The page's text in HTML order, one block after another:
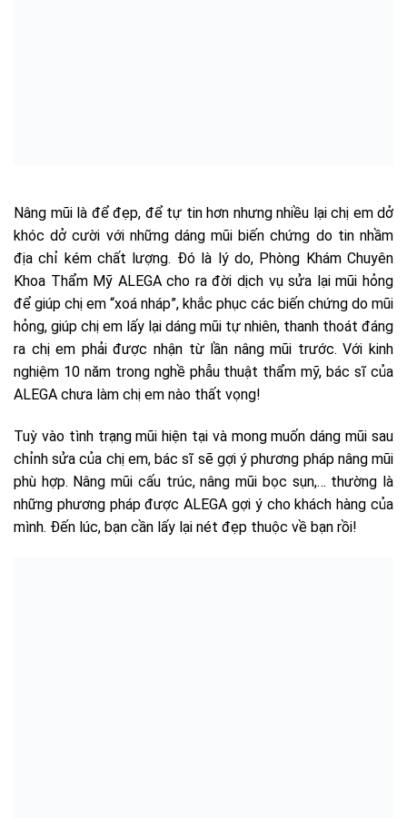
Nâng mũi là để đẹp, để tự tin hơn nhưng nhiều lại chị em dở
khóc dở cười với những dáng mũi biến chứng do tin nhầm
địa chỉ kém chất lượng. Đó là lý do, Phòng Khám Chuyên
Khoa Thẩm Mỹ ALEGA cho ra đời dịch vụ sửa lại mũi hỏng
để giúp chị em “xoá nháp”, khắc phục các biến chứng do mũi
hỏng, giúp chị em lấy lại dáng mũi tự nhiên, thanh thoát đáng
ra chị em phải được nhận từ lần nâng mũi trước. Với kinh
nghiệm 10 năm trong nghề phẫu thuật thẩm mỹ, bác sĩ của
ALEGA chưa làm chị em nào thất vọng!
Tuỳ vào tình trạng mũi hiện tại và mong muốn dáng mũi sau
chỉnh sửa của chị em, bác sĩ sẽ gợi ý phương pháp nâng mũi
phù hợp. Nâng mũi cấu trúc, nâng mũi bọc sụn,… thường là
những phương pháp được ALEGA gợi ý cho khách hàng của
mình. Đến lúc, bạn cần lấy lại nét đẹp thuộc về bạn rồi!